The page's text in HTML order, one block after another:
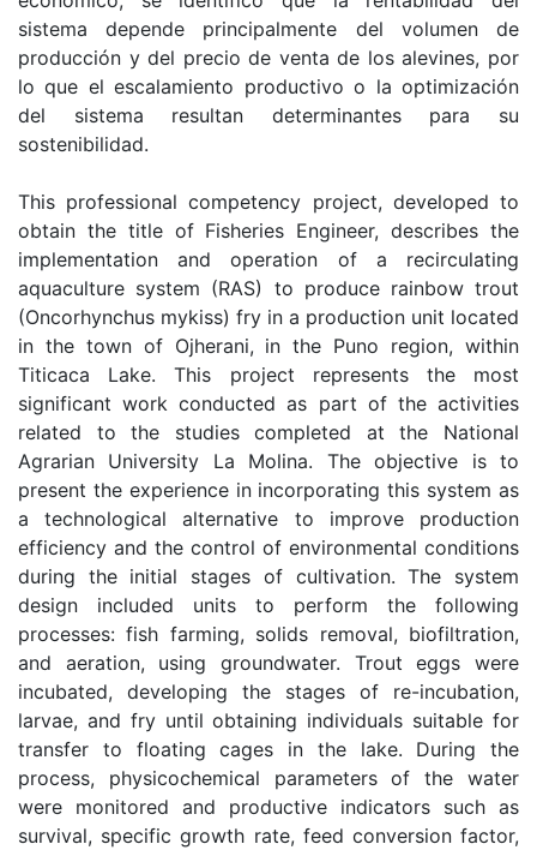
sistema depende principalmente del volumen de
producción y del precio de venta de los alevines, por
lo que el escalamiento productivo o la optimización
del sistema resultan determinantes para su
sostenibilidad.
This professional competency project, developed to
obtain the title of Fisheries Engineer, describes the
implementation and operation of a recirculating
aquaculture system (RAS) to produce rainbow trout
(Oncorhynchus mykiss) fry in a production unit located
in the town of Ojherani, in the Puno region, within
Titicaca Lake. This project represents the most
significant work conducted as part of the activities
related to the studies completed at the National
Agrarian University La Molina. The objective is to
present the experience in incorporating this system as
a technological alternative to improve production
efficiency and the control of environmental conditions
during the initial stages of cultivation. The system
design included units to perform the following
processes: fish farming, solids removal, biofiltration,
and aeration, using groundwater. Trout eggs were
incubated, developing the stages of re-incubation,
larvae, and fry until obtaining individuals suitable for
transfer to floating cages in the lake. During the
process, physicochemical parameters of the water
were monitored and productive indicators such as
survival, specific growth rate, feed conversion factor,